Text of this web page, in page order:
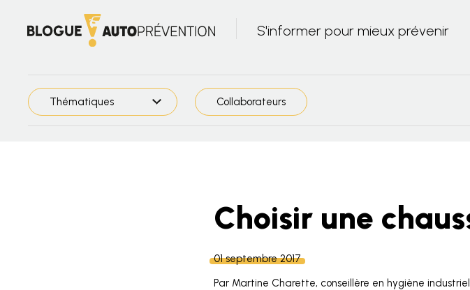
S'informer pour mieux prévenir
Thématiques Collaborateurs
Choisir une
01 septembre 2017
Par Martine Charette, conseillère en hygiène